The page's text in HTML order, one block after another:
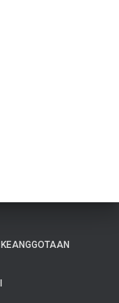
KEANGGOTAAN